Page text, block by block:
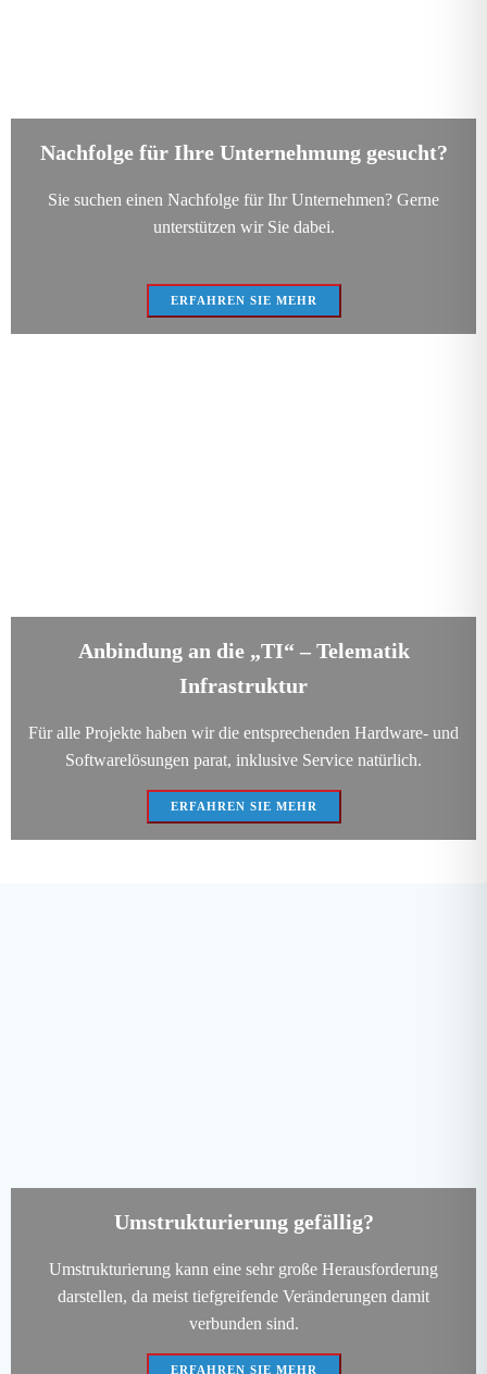
Nachfolge für Ihre Unternehmung gesucht?
Sie suchen einen Nachfolge für Ihr Unternehmen? Gerne
unterstützen wir Sie dabei.
ERFAHREN SIE MEHR
Anbindung an die „TI“ – Telematik
Infrastruktur
Für alle Projekte haben wir die entsprechenden Hardware- und
Softwarelösungen parat, inklusive Service natürlich.
ERFAHREN SIE MEHR
Umstrukturierung gefällig?
Umstrukturierung kann eine sehr große Herausforderung
darstellen, da meist tiefgreifende Veränderungen damit
verbunden sind.
ERFAHREN SIE MEHR